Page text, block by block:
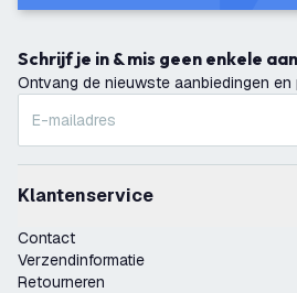
Schrijf je in & mis geen enkele
Ontvang de nieuwste aanbiedingen en
Klantenservice
Contact
Verzendinformatie
Retourneren